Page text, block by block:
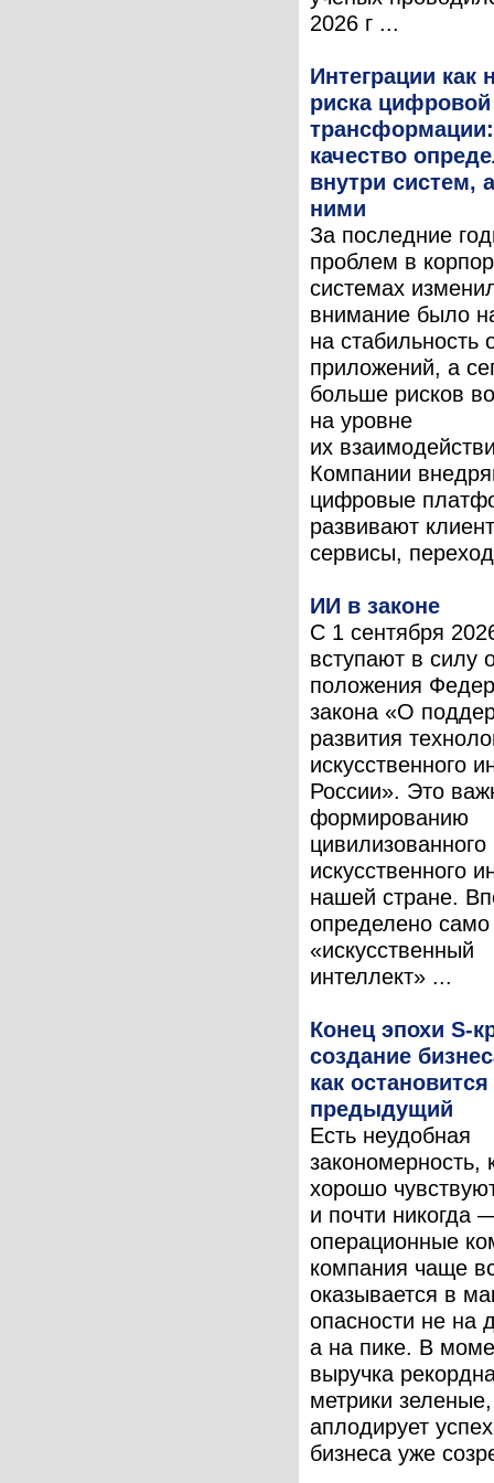
2026 г ...
Интеграции как
риска цифровой
качество
внутри систем,
ними
За последние
проблем в
системах
внимание было
на стабильность
приложений, а
больше рисков
на уровне
их
Компании
цифровые
развивают
сервисы,
ИИ в законе
С 1 сентября
вступают в силу
положения
закона «О
развития
искусственного
России». Это
формированию
искусственного
нашей стране.
определено само
«искусственный
интеллект» ...
Конец эпохи S-
создание
как остановится
предыдущий
Есть неудобная
закономерность,
хорошо
и почти никогда
операционные
компания чаще
оказывается в
опасности не на
а на пике. В
выручка
метрики
аплодирует
бизнеса уже